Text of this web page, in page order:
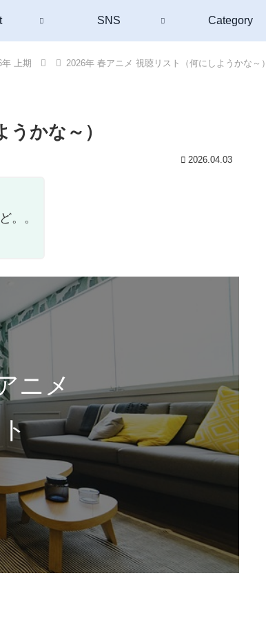
SNS Category
年 上期 2026年 春アニメ 視聴リスト（何にしようかな～）
かな～）
2026.04.03
。。
ニメ